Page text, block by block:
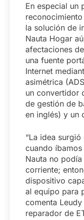
En especial un
la solución de
Nauta Hogar
afectaciones
una fuente
Internet
asimétrica
un convertidor
de gestión de
en inglés) y un
“La idea
cuando
Nauta no
corriente;
dispositivo
al equipo para
comenta
reparador de